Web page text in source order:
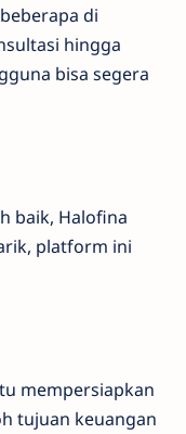
di
hingga
bisa segera
baik, Halofina
platform ini
mempersiapkan
tujuan keuangan